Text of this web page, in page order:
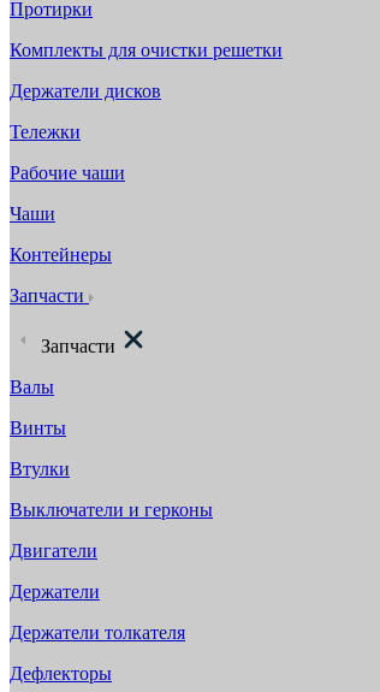
Протирки
Комплекты для очистки решетки
Держатели дисков
Тележки
Рабочие чаши
Чаши
Контейнеры
Запчасти
Запчасти
Валы
Винты
Втулки
Выключатели и герконы
Двигатели
Держатели
Держатели толкателя
Дефлекторы